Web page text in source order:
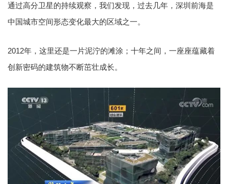
通过高分卫星的持续观察，我们发现，过去几年，深圳前海是
中国城市空间形态变化最大的区域之一。
2012年，这里还是一片泥泞的滩涂；十年之间，一座座蕴藏着
创新密码的建筑物不断茁壮成长。